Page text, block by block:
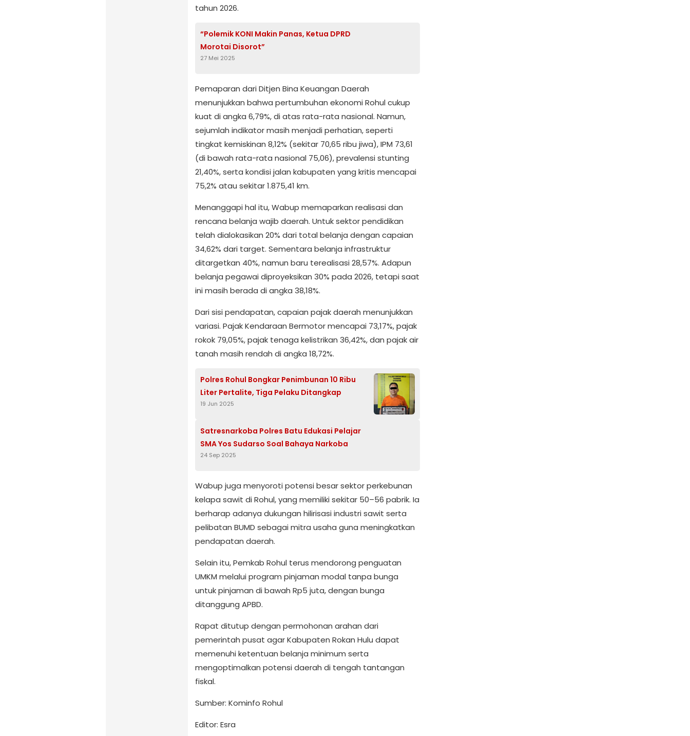
tahun 2026.
“Polemik KONI Makin Panas, Ketua DPRD
Morotai Disorot”
27 Mei 2025
Pemaparan dari Ditjen Bina Keuangan Daerah
menunjukkan bahwa pertumbuhan ekonomi Rohul cukup
kuat di angka 6,79%, di atas rata-rata nasional. Namun,
sejumlah indikator masih menjadi perhatian, seperti
tingkat kemiskinan 8,12% (sekitar 70,65 ribu jiwa), IPM 73,61
(di bawah rata-rata nasional 75,06), prevalensi stunting
21,40%, serta kondisi jalan kabupaten yang kritis mencapai
75,2% atau sekitar 1.875,41 km.
Menanggapi hal itu, Wabup memaparkan realisasi dan
rencana belanja wajib daerah. Untuk sektor pendidikan
telah dialokasikan 20% dari total belanja dengan capaian
34,62% dari target. Sementara belanja infrastruktur
ditargetkan 40%, namun baru terealisasi 28,57%. Adapun
belanja pegawai diproyeksikan 30% pada 2026, tetapi saat
ini masih berada di angka 38,18%.
Dari sisi pendapatan, capaian pajak daerah menunjukkan
variasi. Pajak Kendaraan Bermotor mencapai 73,17%, pajak
rokok 79,05%, pajak tenaga kelistrikan 36,42%, dan pajak air
tanah masih rendah di angka 18,72%.
Polres Rohul Bongkar Penimbunan 10 Ribu
Liter Pertalite, Tiga Pelaku Ditangkap
19 Jun 2025
Satresnarkoba Polres Batu Edukasi Pelajar
SMA Yos Sudarso Soal Bahaya Narkoba
24 Sep 2025
Wabup juga menyoroti potensi besar sektor perkebunan
kelapa sawit di Rohul, yang memiliki sekitar 50–56 pabrik. Ia
berharap adanya dukungan hilirisasi industri sawit serta
pelibatan BUMD sebagai mitra usaha guna meningkatkan
pendapatan daerah.
Selain itu, Pemkab Rohul terus mendorong penguatan
UMKM melalui program pinjaman modal tanpa bunga
untuk pinjaman di bawah Rp5 juta, dengan bunga
ditanggung APBD.
Rapat ditutup dengan permohonan arahan dari
pemerintah pusat agar Kabupaten Rokan Hulu dapat
memenuhi ketentuan belanja minimum serta
mengoptimalkan potensi daerah di tengah tantangan
fiskal.
Sumber: Kominfo Rohul
Editor: Esra